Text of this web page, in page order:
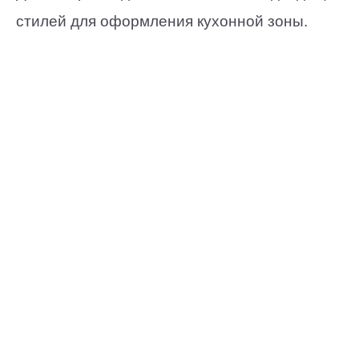
стилей для оформления кухонной зоны.